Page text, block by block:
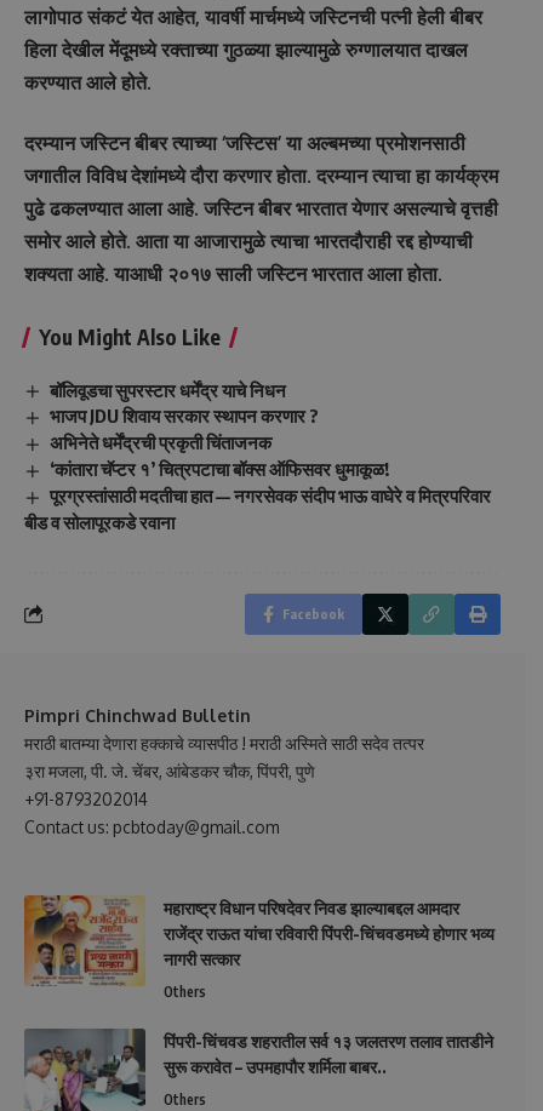
लागोपाठ संकटं येत आहेत, यावर्षी मार्चमध्ये जस्टिनची पत्नी हेली बीबर
हिला देखील मेंदूमध्ये रक्ताच्या गुठळ्या झाल्यामुळे रुग्णालयात दाखल
करण्यात आले होते.
दरम्यान जस्टिन बीबर त्याच्या ‘जस्टिस’ या अल्बमच्या प्रमोशनसाठी
जगातील विविध देशांमध्ये दौरा करणार होता. दरम्यान त्याचा हा कार्यक्रम
पुढे ढकलण्यात आला आहे. जस्टिन बीबर भारतात येणार असल्याचे वृत्तही
समोर आले होते. आता या आजारामुळे त्याचा भारतदौराही रद्द होण्याची
शक्यता आहे. याआधी २०१७ साली जस्टिन भारतात आला होता.
You Might Also Like
बॉलिवूडचा सुपरस्टार धर्मेंद्र याचे निधन
भाजप JDU शिवाय सरकार स्थापन करणार ?
अभिनेते धर्मेंद्रची प्रकृती चिंताजनक
‘कांतारा चॅप्टर १’ चित्रपटाचा बॉक्स ऑफिसवर धुमाकूळ!
पूरग्रस्तांसाठी मदतीचा हात — नगरसेवक संदीप भाऊ वाघेरे व मित्रपरिवार
बीड व सोलापूरकडे रवाना
Facebook
Pimpri Chinchwad Bulletin
मराठी बातम्या देणारा हक्काचे व्यासपीठ ! मराठी अस्मिते साठी सदेव तत्पर
३रा मजला, पी. जे. चेंबर, आंबेडकर चौक, पिंपरी, पुणे
+91-8793202014
Contact us: pcbtoday@gmail.com
महाराष्ट्र विधान परिषदेवर निवड झाल्याबद्दल आमदार
राजेंद्र राऊत यांचा रविवारी पिंपरी-चिंचवडमध्ये होणार भव्य
नागरी सत्कार
Others
पिंपरी-चिंचवड शहरातील सर्व १३ जलतरण तलाव तातडीने
सुरू करावेत – उपमहापौर शर्मिला बाबर..
Others